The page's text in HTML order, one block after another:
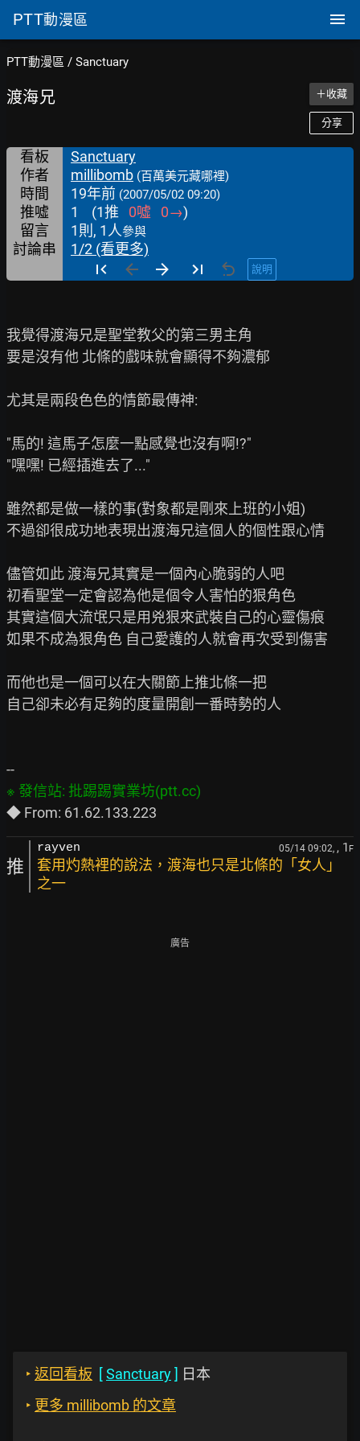
PTT動漫區
PTT動漫區 / Sanctuary
渡海兄 ＋收藏
分享
看板
Sanctuary
作者
millibomb (百萬美元藏哪裡)
時間 19年前 (2007/05/02 09:20)
推噓 1 (1推 0噓 0→)
留言
1則, 1人參與
討論串 1/2 (看更多)
說明
我覺得渡海兄是聖堂教父的第三男主角
要是沒有他 北條的戲味就會顯得不夠濃郁
尤其是兩段色色的情節最傳神:
"馬的! 這馬子怎麼一點感覺也沒有啊!?"
"嘿嘿! 已經插進去了..."
雖然都是做一樣的事(對象都是剛來上班的小姐)
不過卻很成功地表現出渡海兄這個人的個性跟心情
儘管如此 渡海兄其實是一個內心脆弱的人吧
初看聖堂一定會認為他是個令人害怕的狠角色
其實這個大流氓只是用兇狠來武裝自己的心靈傷痕
如果不成為狠角色 自己愛護的人就會再次受到傷害
而他也是一個可以在大關節上推北條一把
自己卻未必有足夠的度量開創一番時勢的人
推
rayven 05/14 09:02, , 1 F
套用灼熱裡的說法，渡海也只是北條的「女人」
之一
廣告
‣ 返回看板 [Sanctuary] 日本
‣ 更多 millibomb 的文章